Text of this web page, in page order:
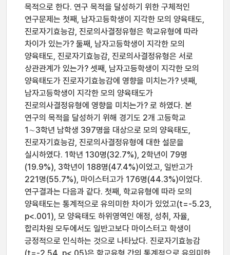
목적으로 한다. 연구 목적을 달성하기 위한 구체적인
연구문제는 첫째, 남자고등학생이 지각한 모의 양육태도,
진로자기효능감, 진로의사결정유형은 학교유형에 따라
차이가 있는가? 둘째, 남자고등학생이 지각한 모의
양육태도, 진로자기효능감, 진로의사결정유형은 서로
상관관계가 있는가? 셋째, 남자고등학생이 지각한 모의
양육태도가 진로자기효능감에 영향을 미치는가? 넷째,
남자고등학생이 지각한 모의 양육태도가
진로의사결정유형에 영향을 미치는가? 로 하였다. 본
연구의 목적을 달성하기 위해 경기도 2개 고등학교
1∼3학년 남학생 397명을 대상으로 모의 양육태도,
진로자기효능감, 진로의사결정유형에 대한 설문을
실시하였다. 1학년 130명(32.7%), 2학년이 79명
(19.9%), 3학년이 188명(47.4%)이었고, 일반고가
221명(55.7%), 마이스터고가 176명(44.3%)이었다.
연구결과는 다음과 같다. 첫째, 학교유형에 따라 모의
양육태도는 통계적으로 유의미한 차이가 있었고(t=-5.23,
p<.001), 모 양육태도 하위영역인 애정, 성취, 자율,
합리차원 모두에서도 일반고보다 마이스터고 학생이
긍정적으로 인식하는 것으로 나타났다. 진로자기효능감